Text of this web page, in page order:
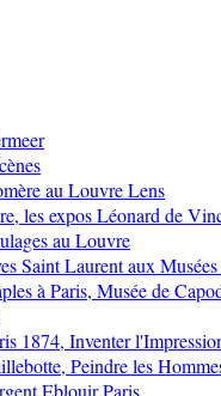
au Louvre Lens
les expos Léonard de
au Louvre
Saint Laurent aux
à Paris, Musée de
1874, Inventer
Peindre les